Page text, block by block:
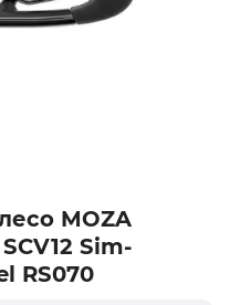
MOZA
Sim-
RS070